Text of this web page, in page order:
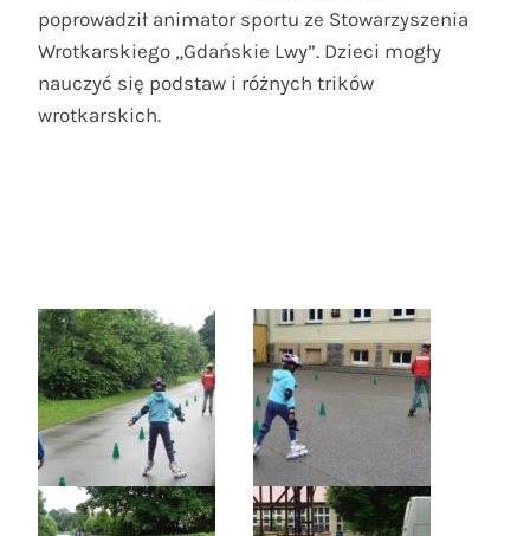
poprowadził animator sportu ze Stowarzyszenia
Wrotkarskiego „Gdańskie Lwy”. Dzieci mogły
nauczyć się podstaw i różnych trików
wrotkarskich.